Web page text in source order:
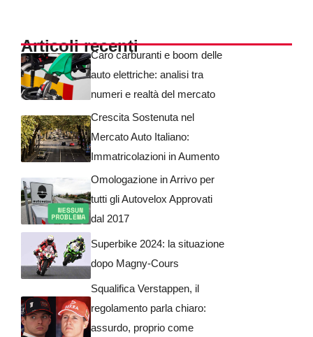
Articoli recentiCaro carburanti e boom delle
auto elettriche: analisi tra
numeri e realtà del mercato
Crescita Sostenuta nel
Mercato Auto Italiano:
Immatricolazioni in Aumento
Omologazione in Arrivo per
tutti gli Autovelox Approvati
dal 2017
Superbike 2024: la situazione
dopo Magny-Cours
Squalifica Verstappen, il
regolamento parla chiaro:
assurdo, proprio come